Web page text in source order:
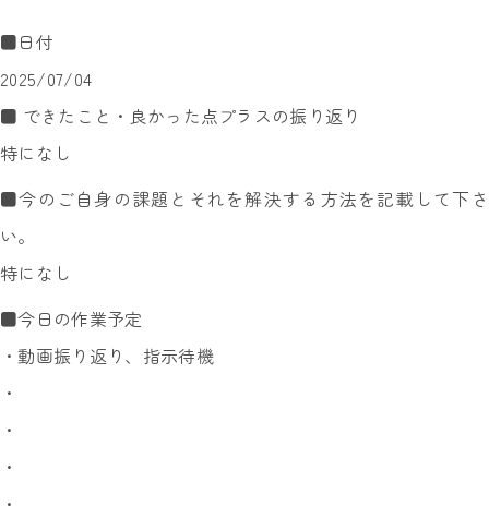
■日付
2025/07/04
■ できたこと・良かった点プラスの振り返り
特になし
■今のご自身の課題とそれを解決する方法を記載して下さ
い。
特になし
■今日の作業予定
・動画振り返り、指示待機
・
・
・
・